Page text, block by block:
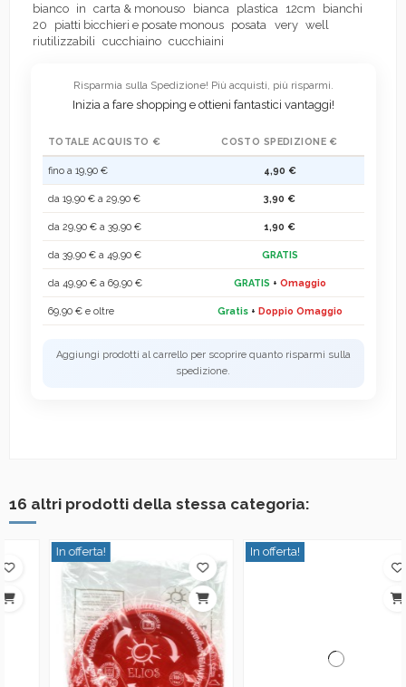
bianco in carta & monouso bianca plastica 12cm
bianchi
20
piatti bicchieri e posate monous posata very well
riutilizzabili
cucchiaino cucchiaini
Risparmia sulla Spedizione! Più acquisti, più risparmi.
Inizia a fare shopping e ottieni fantastici vantaggi!
TOTALE ACQUISTO € COSTO SPEDIZIONE €
fino a 19,90 € 4,90 €
da 19,90 € a 29,90 € 3,90 €
da 29,90 € a 39,90 € 1,90 €
da 39,90 € a 49,90 € GRATIS
da 49,90 € a 69,90 € GRATIS + Omaggio
69,90 € e oltre Gratis+ Doppio Omaggio
Aggiungi prodotti al carrello per scoprire quanto risparmi sulla
spedizione.
16 altri prodotti della stessa categoria:
In offerta! In offerta!